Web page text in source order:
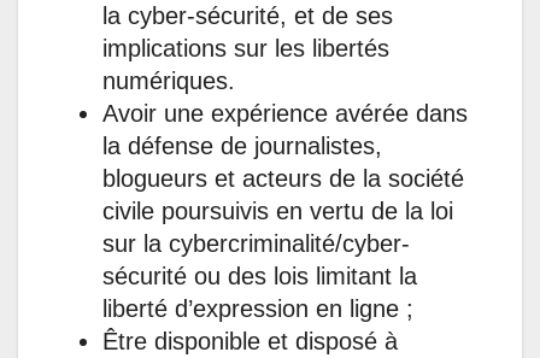
la cyber-sécurité, et de ses
implications sur les libertés
numériques.
Avoir une expérience avérée dans
la défense de journalistes,
blogueurs et acteurs de la société
civile poursuivis en vertu de la loi
sur la cybercriminalité/cyber-
sécurité ou des lois limitant la
liberté d’expression en ligne ;
Être disponible et disposé à